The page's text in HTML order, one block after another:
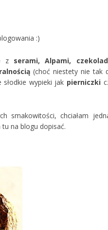
:)
z serami, Alpami,
(choć niestety nie tak
wypieki jak pierniczki
smakowitości, chciałam
na blogu dopisać.